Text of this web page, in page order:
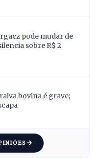
pode mudar de
sobre R$ 2
bovina é grave;